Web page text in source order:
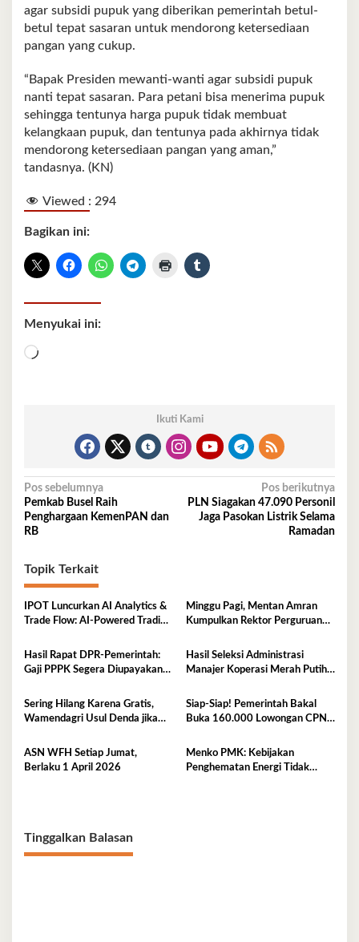
agar subsidi pupuk yang diberikan pemerintah betul-
betul tepat sasaran untuk mendorong ketersediaan
pangan yang cukup.
“Bapak Presiden mewanti-wanti agar subsidi pupuk
nanti tepat sasaran. Para petani bisa menerima pupuk
sehingga tentunya harga pupuk tidak membuat
kelangkaan pupuk, dan tentunya pada akhirnya tidak
mendorong ketersediaan pangan yang aman,”
tandasnya. (KN)
Viewed : 294
Bagikan ini:
Menyukai ini:
Memuat...
Ikuti Kami
Navigasi
pos
Pos sebelumnya
Pemkab Busel Raih
Penghargaan KemenPAN dan
RB
Pos berikutnya
PLN Siagakan 47.090 Personil
Jaga Pasokan Listrik Selama
Ramadan
Topik Terkait
IPOT Luncurkan AI Analytics &
Trade Flow: AI-Powered Trading
Minggu Pagi, Mentan Amran
Kumpulkan Rektor Perguruan
Perkuat Inovasi Pertanian
Hasil Rapat DPR‑Pemerintah:
Gaji PPPK Segera Diupayakan
Hasil Seleksi Administrasi
Manajer Koperasi Merah Putih
Sini
Sering Hilang Karena Gratis,
Wamendagri Usul Denda jika
Siap-Siap! Pemerintah Bakal
Buka 160.000 Lowongan CPNS
Dicari
ASN WFH Setiap Jumat,
Berlaku 1 April 2026
Menko PMK: Kebijakan
Penghematan Energi Tidak
Tinggalkan Balasan